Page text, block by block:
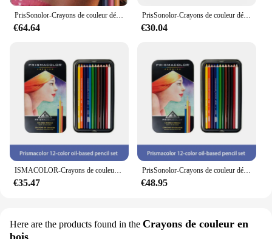
PrisSonolor-Crayons de couleur détendus originaux, fournitures d'art pour le dessin, l'esquisse, la coloration adulte, 18 boîtes, 36 couleurs, 72 couleurs, 150 couleurs
€64.64
PrisSonolor-Crayons de couleur détendus, noyau souple, fournitures d'art, ensemble de crayons à dessin, couleurs professionnelles, 12 paquets, 48 paquets, 72 paquets
€30.04
€35.47
PrisSonolor-Crayons de couleur décontractés, noyau optique doux, matériel de dessin résistant à la lumière, couleurs à l'huile, USA, 12 couleurs, 24 couleurs, 48 couleurs, 72 couleurs, 132/150 couleurs
€48.95
Here are the products found in the Crayons de couleur en
bois